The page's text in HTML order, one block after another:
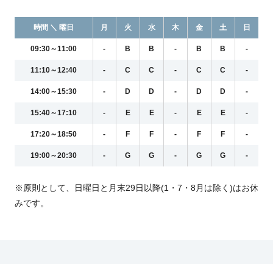
時間 ＼ 曜日 月 火 水 木 金 土 日
09:30～11:00 - B B - B B -
11:10～12:40 - C C - C C -
14:00～15:30 - D D - D D -
15:40～17:10 - E E - E E -
17:20～18:50 - F F - F F -
19:00～20:30 - G G - G G -
※原則として、日曜日と月末29日以降(1・7・8月は除く)はお休
みです。